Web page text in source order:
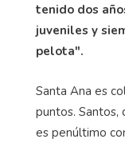
tenido dos
juveniles y
pelota".
Santa Ana es
puntos. Santos,
es penúltimo